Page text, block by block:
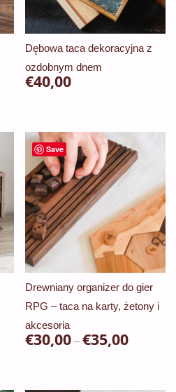
Dębowa taca dekoracyjna z
ozdobnym dnem
€40,00
Save
Drewniany organizer do gier
RPG – taca na karty, żetony i
akcesoria
€30,00 – €35,00Zakres